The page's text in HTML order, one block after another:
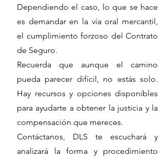
Dependiendo el caso, lo que se hace
es demandar en la vía oral mercantil,
el cumplimiento forzoso del Contrato
de Seguro.
Recuerda que aunque el camino
pueda parecer difícil, no estás solo.
Hay recursos y opciones disponibles
para ayudarte a obtener la justicia y la
compensación que mereces.
Contáctanos, DLS te escuchará y
analizará la forma y procedimiento